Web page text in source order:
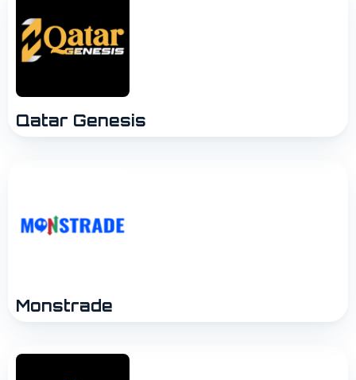
Qatar Genesis
Monstrade